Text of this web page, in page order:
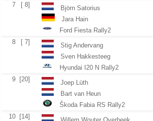
7
[ 8] Björn Satorius
Jara Hain
Ford Fiesta Rally2
8
[ 7] Stig Andervang
Sven Hakkesteeg
Hyundai I20 N Rally2
9
[20] Joep Lüth
Bart van Heun
Škoda Fabia RS Rally2
10
[14]